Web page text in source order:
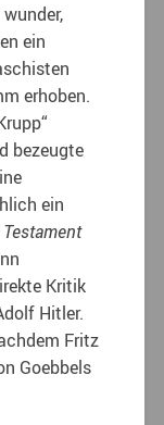
ein
erhoben.
bezeugte
ein
Kritik
Hitler.
Fritz
Goebbels